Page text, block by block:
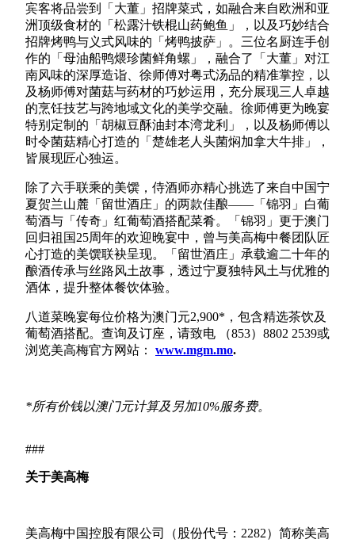
宾客将品尝到「大董」招牌菜式，如融合来自欧洲和亚
洲顶级食材的「松露汁铁棍山药鲍鱼」，以及巧妙结合
招牌烤鸭与义式风味的「烤鸭披萨」。三位名厨连手创
作的「母油船鸭煨珍菌鲜角螺」，融合了「大董」对江
南风味的深厚造诣、徐师傅对粤式汤品的精准掌控，以
及杨师傅对菌菇与药材的巧妙运用，充分展现三人卓越
的烹饪技艺与跨地域文化的美学交融。徐师傅更为晚宴
特别定制的「胡椒豆酥油封本湾龙利」，以及杨师傅以
时令菌菇精心打造的「楚雄老人头菌焖加拿大牛排」，
皆展现匠心独运。
除了六手联乘的美馔，侍酒师亦精心挑选了来自中国宁
夏贺兰山麓「留世酒庄」的两款佳酿——「锦羽」白葡
萄酒与「传奇」红葡萄酒搭配菜肴。「锦羽」更于澳门
回归祖国25周年的欢迎晚宴中，曾与美高梅中餐团队匠
心打造的美馔联袂呈现。「留世酒庄」承载逾二十年的
酿酒传承与丝路风土故事，透过宁夏独特风土与优雅的
酒体，提升整体餐饮体验。
八道菜晚宴每位价格为澳门元2,900*，包含精选茶饮及
葡萄酒搭配。查询及订座，请致电 （853）8802 2539或
浏览美高梅官方网站： www.mgm.mo.
*所有价钱以澳门元计算及另加10%服务费。
###
关于美高梅
美高梅中国控股有限公司（股份代号：2282）简称美高